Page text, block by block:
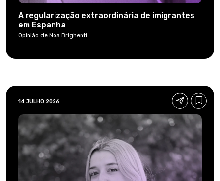
A regularização extraordinária de imigrantes
em Espanha
Opinião de Noa Brighenti
14 JULHO 2026